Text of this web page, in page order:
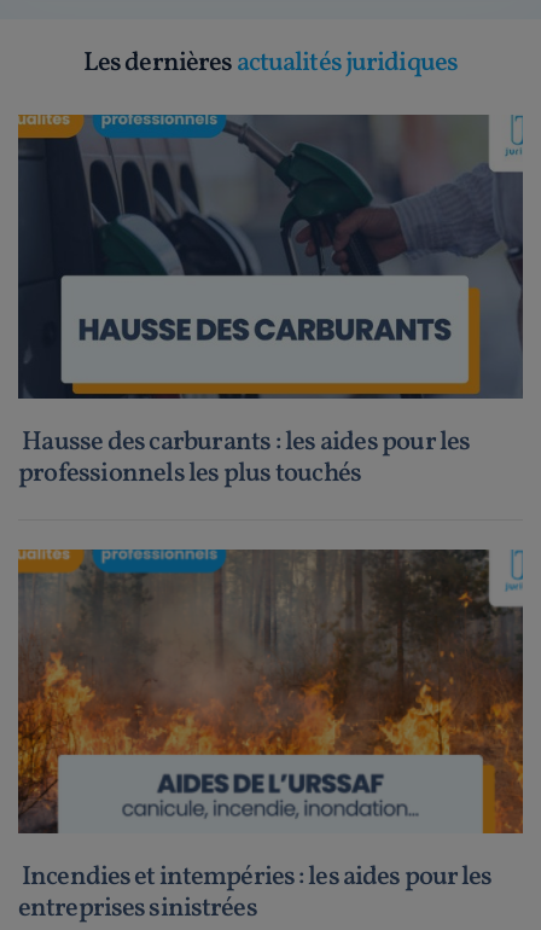
Les dernièresactualités juridiques
Hausse des carburants : les aides pour les
professionnels les plus touchés
Incendies et intempéries : les aides pour les
entreprises sinistrées